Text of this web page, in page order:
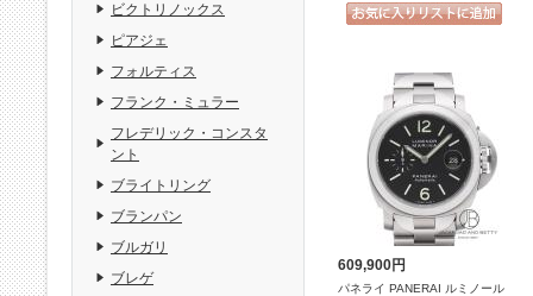
609,900円
パネライ PANERAI ルミノール
ビクトリノックス
ピアジェ
フォルティス
フランク・ミュラー
フレデリック・コンスタ
ント
ブライトリング
ブランパン
ブルガリ
ブレゲ